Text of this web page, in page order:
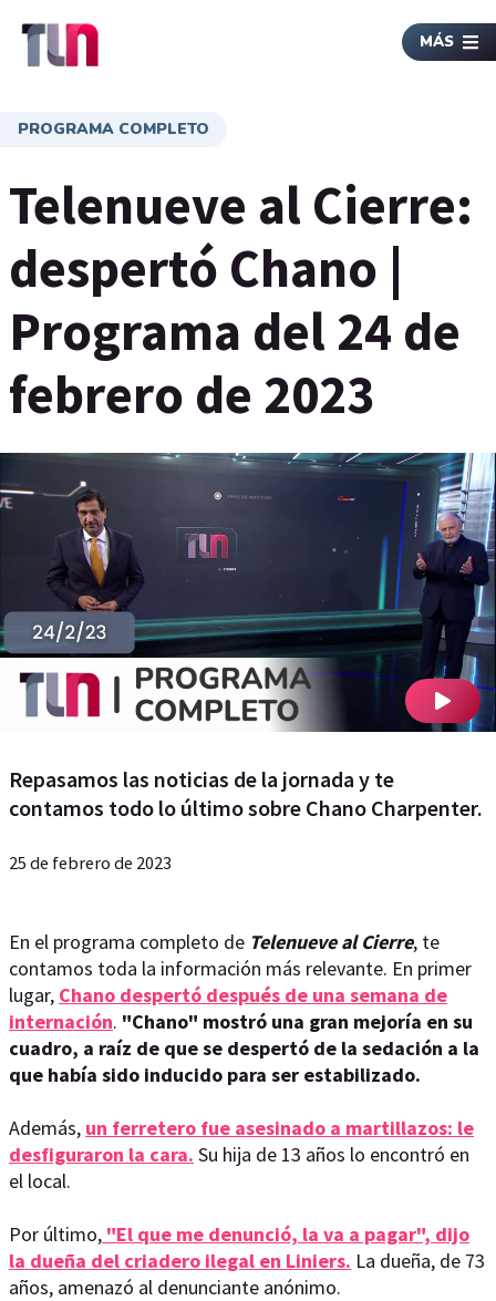
MÁS
PROGRAMA COMPLETO
Telenueve al Cierre:
despertó Chano |
Programa del 24 de
febrero de 2023
Repasamos las noticias de la jornada y te
contamos todo lo último sobre Chano Charpenter.
25 de febrero de 2023
En el programa completo de Telenueve al Cierre, te
contamos toda la información más relevante. En primer
lugar, Chano despertó después de una semana de
internación. "Chano" mostró una gran mejoría en su
cuadro, a raíz de que se despertó de la sedación a la
que había sido inducido para ser estabilizado.
Además, un ferretero fue asesinado a martillazos: le
desfiguraron la cara. Su hija de 13 años lo encontró en
el local.
Por último, "El que me denunció, la va a pagar", dijo
la dueña del criadero ilegal en Liniers. La dueña, de 73
años, amenazó al denunciante anónimo.